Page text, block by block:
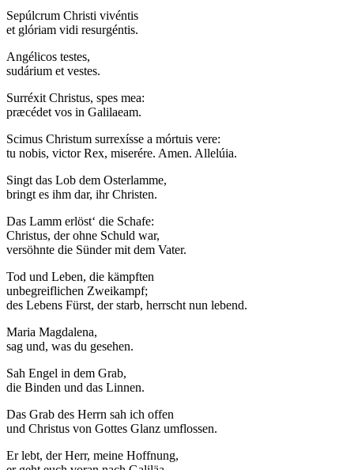
Sepúlcrum Christi vivéntis
et glóriam vidi resurgéntis.
Angélicos testes,
sudárium et vestes.
Surréxit Christus, spes mea:
præcédet vos in Galilaeam.
Scimus Christum surrexísse a mórtuis vere:
tu nobis, victor Rex, miserére. Amen. Allelúia.
Singt das Lob dem Osterlamme,
bringt es ihm dar, ihr Christen.
Das Lamm erlöst‘ die Schafe:
Christus, der ohne Schuld war,
versöhnte die Sünder mit dem Vater.
Tod und Leben, die kämpften
unbegreiflichen Zweikampf;
des Lebens Fürst, der starb, herrscht nun lebend.
Maria Magdalena,
sag und, was du gesehen.
Sah Engel in dem Grab,
die Binden und das Linnen.
Das Grab des Herrn sah ich offen
und Christus von Gottes Glanz umflossen.
Er lebt, der Herr, meine Hoffnung,